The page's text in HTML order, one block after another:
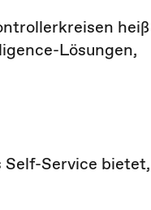
heiß
Lösungen,
Self-Service bietet,